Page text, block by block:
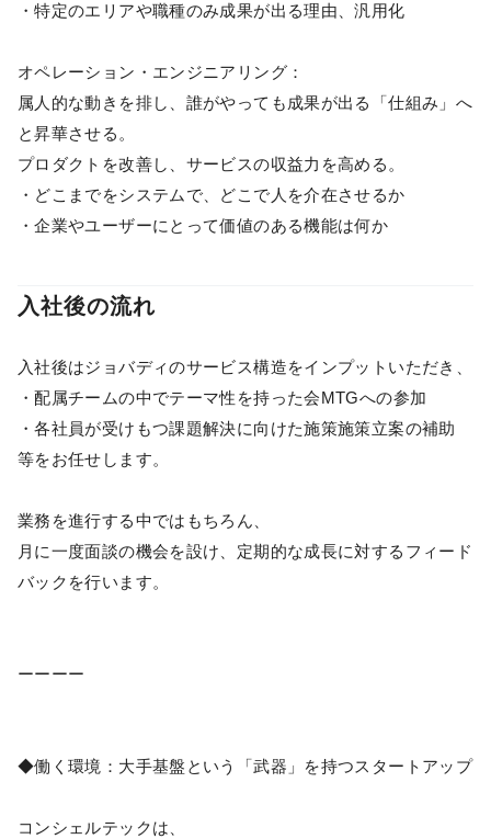
・特定のエリアや職種のみ成果が出る理由、汎用化
オペレーション・エンジニアリング：
属人的な動きを排し、誰がやっても成果が出る「仕組み」へ
と昇華させる。
プロダクトを改善し、サービスの収益力を高める。
・どこまでをシステムで、どこで人を介在させるか
・企業やユーザーにとって価値のある機能は何か
入社後の流れ
入社後はジョバディのサービス構造をインプットいただき、
・配属チームの中でテーマ性を持った会MTGへの参加
・各社員が受けもつ課題解決に向けた施策施策立案の補助
等をお任せします。
業務を進行する中ではもちろん、
月に一度面談の機会を設け、定期的な成長に対するフィード
バックを行います。
ーーーー
◆働く環境：大手基盤という「武器」を持つスタートアップ
コンシェルテックは、